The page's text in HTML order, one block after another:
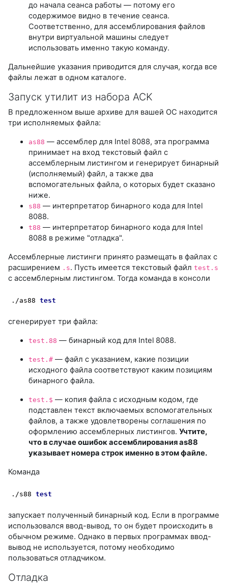
до начала сеанса работы — потому его
содержимое видно в течение сеанса.
Соответственно, для ассемблирования файлов
внутри виртуальной машины следует
использовать именно такую команду.
Дальнейшие указания приводится для случая, когда все
файлы лежат в одном каталоге.
Запуск утилит из набора ACK
В предложенном выше архиве для вашей ОС находится
три исполняемых файла:
as88 — ассемблер для Intel 8088, эта программа
принимает на вход текстовый файл с
ассемблерным листингом и генерирует бинарный
(исполняемый) файл, а также два
вспомогательных файла, о которых будет сказано
ниже.
s88 — интерпретатор бинарного кода для Intel
8088.
t88 — интерпретатор бинарного кода для Intel
8088 в режиме "отладка".
Ассемблерные листинги принято размещать в файлах с
расширением .s. Пусть имеется текстовый файл test.s
с ассемблерным листингом. Тогда команда в консоли
./as88 test
сгенерирует три файла:
test.88 — бинарный код для Intel 8088.
test.# — файл с указанием, какие позиции
исходного файла соответствуют каким позициям
бинарного файла.
test.$ — копия файла с исходным кодом, где
подставлен текст включаемых вспомогательных
файлов, а также удовлетворены соглашения по
оформлению ассемблерных листингов. Учтите,
что в случае ошибок ассемблирования as88
указывает номера строк именно в этом файле.
Команда
./s88 test
запускает полученный бинарный код. Если в программе
использовался ввод-вывод, то он будет происходить в
обычном режиме. Однако в первых программах ввод-
вывод не используется, потому необходимо
пользоваться отладчиком.
Отладка